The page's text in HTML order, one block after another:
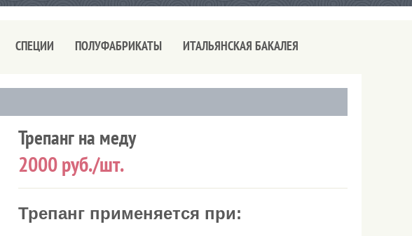
СПЕЦИИ ПОЛУФАБРИКАТЫ ИТАЛЬЯНСКАЯ БАКАЛЕЯ
Трепанг на меду
2000руб./шт.
Трепанг применяется при: